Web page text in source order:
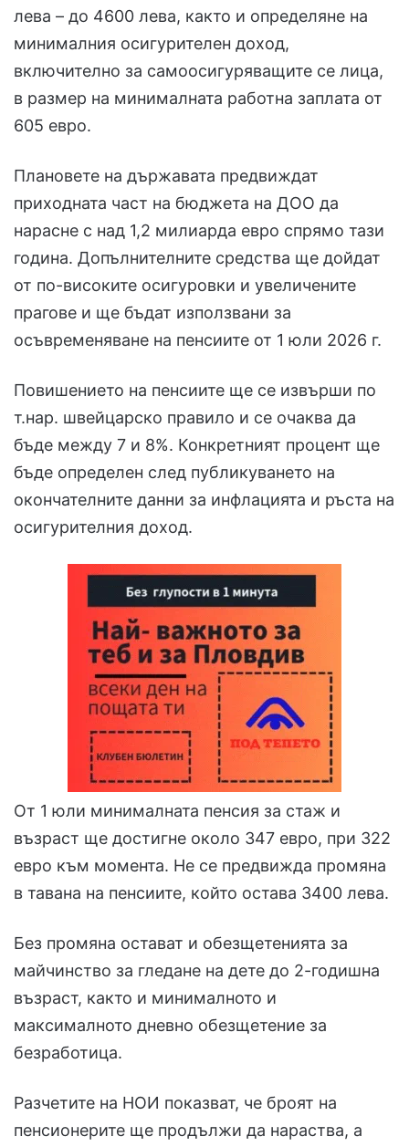
лева – до 4600 лева, както и определяне на
минималния осигурителен доход,
включително за самоосигуряващите се лица,
в размер на минималната работна заплата от
605 евро.
Плановете на държавата предвиждат
приходната част на бюджета на ДОО да
нарасне с над 1,2 милиарда евро спрямо тази
година. Допълнителните средства ще дойдат
от по-високите осигуровки и увеличените
прагове и ще бъдат използвани за
осъвременяване на пенсиите от 1 юли 2026 г.
Повишението на пенсиите ще се извърши по
т.нар. швейцарско правило и се очаква да
бъде между 7 и 8%. Конкретният процент ще
бъде определен след публикуването на
окончателните данни за инфлацията и ръста на
осигурителния доход.
От 1 юли минималната пенсия за стаж и
възраст ще достигне около 347 евро, при 322
евро към момента. Не се предвижда промяна
в тавана на пенсиите, който остава 3400 лева.
Без промяна остават и обезщетенията за
майчинство за гледане на дете до 2-годишна
възраст, както и минималното и
максималното дневно обезщетение за
безработица.
Разчетите на НОИ показват, че броят на
пенсионерите ще продължи да нараства, а